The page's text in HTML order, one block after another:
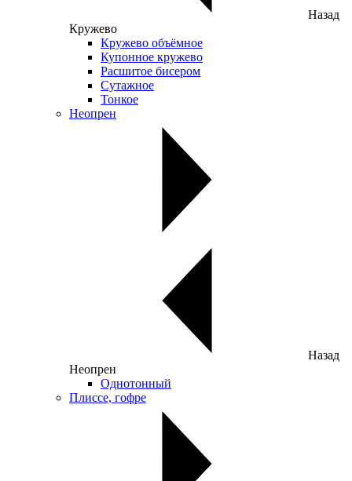
Назад
Кружево
Кружево объёмное
Купонное кружево
Расшитое бисером
Сутажное
Тонкое
Неопрен
Назад
Неопрен
Однотонный
Плиссе, гофре